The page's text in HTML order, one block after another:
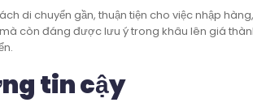
di chuyển gần, thuận tiện cho việc nhập
còn đáng được lưu ý trong khâu lên giá
tin cậy